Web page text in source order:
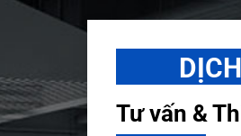
Tư vấn &